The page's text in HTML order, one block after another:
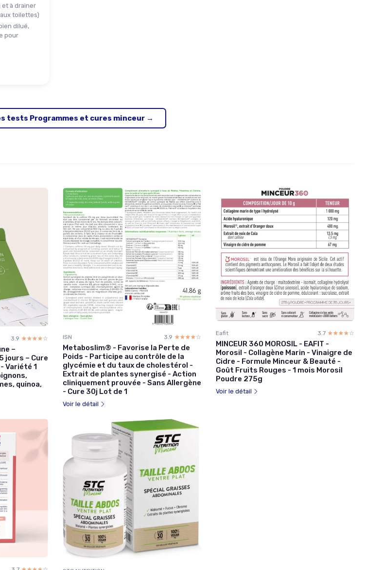
et à drainer
toilettes)
dilué,
pour
tests Programmes et cures minceur →
3.9 ☆☆☆☆☆
★★★★★
–
jours – Cure
Variété 1
quinoa,
ISN 3.9 ☆☆☆☆☆
★★★★★
Metaboslim® - Favorise la Perte de
Poids - Participe au contrôle de la
glycémie et du taux de cholestérol -
Extrait de plantes synergisé - Action
cliniquement prouvée - Sans Allergène
- Cure 30j Lot de 1
Voir le détail
Eafit 3.7 ☆☆☆☆☆
★★★★★
MINCEUR 360 MOROSIL - EAFIT -
Morosil - Collagène Marin - Vinaigre de
Cidre - Formule Minceur & Beauté -
Goût Fruits Rouges - 1 mois Morosil
Poudre 275g
Voir le détail